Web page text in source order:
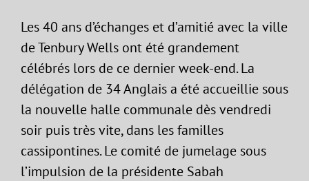
Les 40 ans d’échanges et d’amitié avec la ville
de Tenbury Wells ont été grandement
célébrés lors de ce dernier week-end. La
délégation de 34 Anglais a été accueillie sous
la nouvelle halle communale dès vendredi
soir puis très vite, dans les familles
cassipontines. Le comité de jumelage sous
l’impulsion de la présidente Sabah